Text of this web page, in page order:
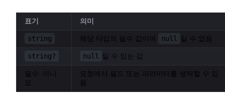
표기 의미
string 해당 타입의 필수 값이며 null 일 수 없음
string? null 일 수 있는 값
필수: 아니
요
요청에서 필드 또는 파라미터를 생략할 수 있
음